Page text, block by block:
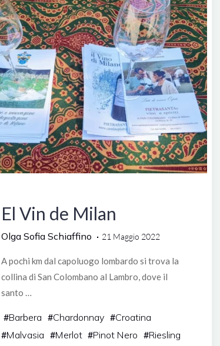
El Vin de Milan
Olga Sofia Schiaffino 21 Maggio 2022
A pochi km dal capoluogo lombardo si trova la
collina di San Colombano al Lambro, dove il
santo …
#Barbera #Chardonnay #Croatina
#Malvasia #Merlot #Pinot Nero #Riesling